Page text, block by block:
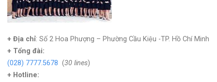
+ Địa chỉ: Số 2 Hoa Phượng – Phường Cầu Kiệu -TP. Hồ Chí Minh
+ Tổng đài:
(028) 7777.5678 (30 lines)
+ Hotline: